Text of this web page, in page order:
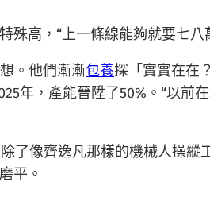
殊高，“上一條線能夠就要七
。他們漸漸包養探「實實在在
年，產能晉陞了50%。“以
了像齊逸凡那樣的機械人操
平。